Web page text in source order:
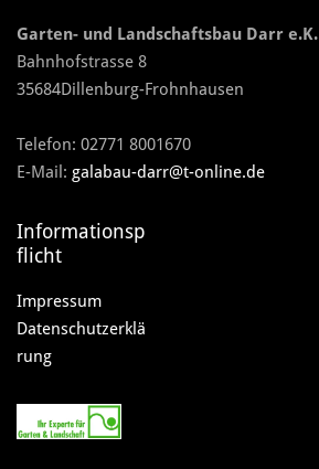
Garten- und Landschaftsbau Darr e.K.
Bahnhofstrasse 8
35684Dillenburg-Frohnhausen
Telefon: 02771 8001670
E-Mail: galabau-darr@t-online.de
Informationsp
flicht
Impressum
Datenschutzerklä
rung